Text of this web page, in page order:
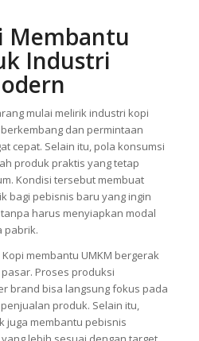
Membantu
Industri
mulai melirik industri kopi
dan permintaan
cepat. Selain itu, pola konsumsi
produk praktis yang tetap
Kondisi tersebut membuat
bagi pebisnis baru yang ingin
harus menyiapkan modal
pabrik.
membantu UMKM bergerak
Proses produksi
brand bisa langsung fokus pada
produk. Selain itu,
juga membantu pebisnis